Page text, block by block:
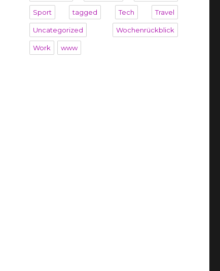
Sport tagged Tech Travel
Uncategorized Wochenrückblick
Work www